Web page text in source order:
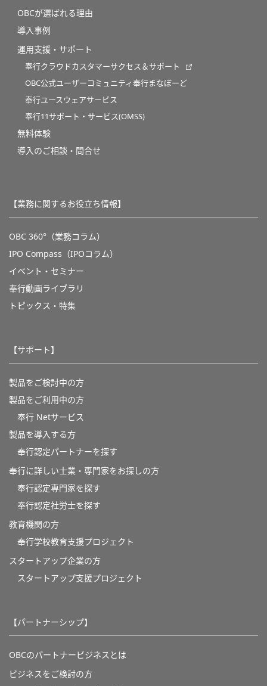
OBCが選ばれる理由
導入事例
運用支援・サポート
奉行クラウドカスタマーサクセス＆サポート
OBC公式ユーザーコミュニティ奉行まなぼーど
奉行ユースウェアサービス
奉行11サポート・サービス(OMSS)
無料体験
導入のご相談・問合せ
【業務に関するお役立ち情報】
OBC 360°（業務コラム）
IPO Compass（IPOコラム）
イベント・セミナー
奉行動画ライブラリ
トピックス・特集
【サポート】
製品をご検討中の方
製品をご利用中の方
奉行 Netサービス
製品を導入する方
奉行認定パートナーを探す
奉行に詳しい士業・専門家をお探しの方
奉行認定専門家を探す
奉行認定社労士を探す
教育機関の方
奉⾏学校教育⽀援プロジェクト
スタートアップ企業の方
スタートアップ支援プロジェクト
【パートナーシップ】
OBCのパートナービジネスとは
ビジネスをご検討の方